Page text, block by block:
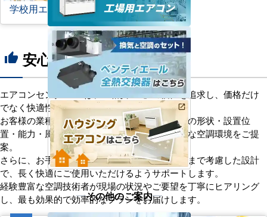
学校用エアコン
thumb_up 安心の8つのポイント
エアコンセンターACは、「格安＋α」の価値を追求し、価格だけ
でなく快適性と機能性にもこだわっています。
お客様の業種や施設の形態に合わせて、室内機の形状・設置位
置・能力・風向きなどを総合的に検討し、最適な空調環境をご提
案。
さらに、お手入れのしやすさやメンテナンス性まで考慮した設計
で、長く快適にご使用いただけるようサポートします。
経験豊富な空調技術者が現場の状況やご要望を丁寧にヒアリング
し、最も効果的で効率的なプランをお届けします。
その他のご案内